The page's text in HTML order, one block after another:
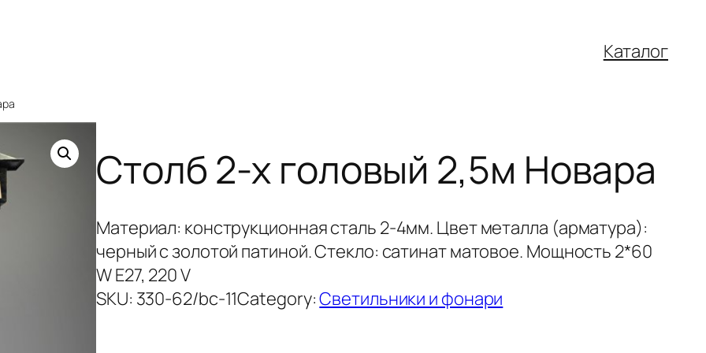
Каталог
Столб 2-х головый 2,5м Новара
Материал: конструкционная сталь 2-4мм. Цвет металла (арматура):
черный с золотой патиной. Стекло: сатинат матовое. Мощность 2*60
W Е27, 220 V
SKU: 330-62/bc-11Category:Светильники и фонари